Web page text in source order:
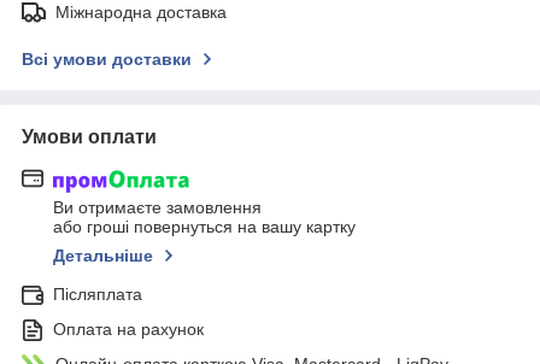
Міжнародна доставка
Всі умови доставки
Умови оплати
Ви отримаєте замовлення
або гроші повернуться на вашу картку
Детальніше
Післяплата
Оплата на рахунок